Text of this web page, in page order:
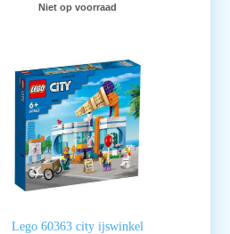
Niet op voorraad
Lego 60363 city ijswinkel